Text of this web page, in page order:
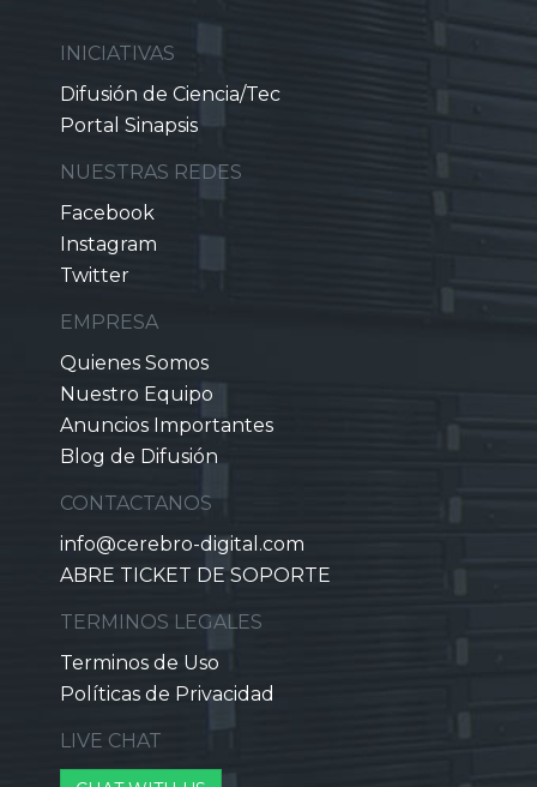
INICIATIVAS
Difusión de Ciencia/Tec
Portal Sinapsis
NUESTRAS REDES
Facebook
Instagram
Twitter
EMPRESA
Quienes Somos
Nuestro Equipo
Anuncios Importantes
Blog de Difusión
CONTACTANOS
info@cerebro-digital.com
ABRE TICKET DE SOPORTE
TERMINOS LEGALES
Terminos de Uso
Políticas de Privacidad
LIVE CHAT